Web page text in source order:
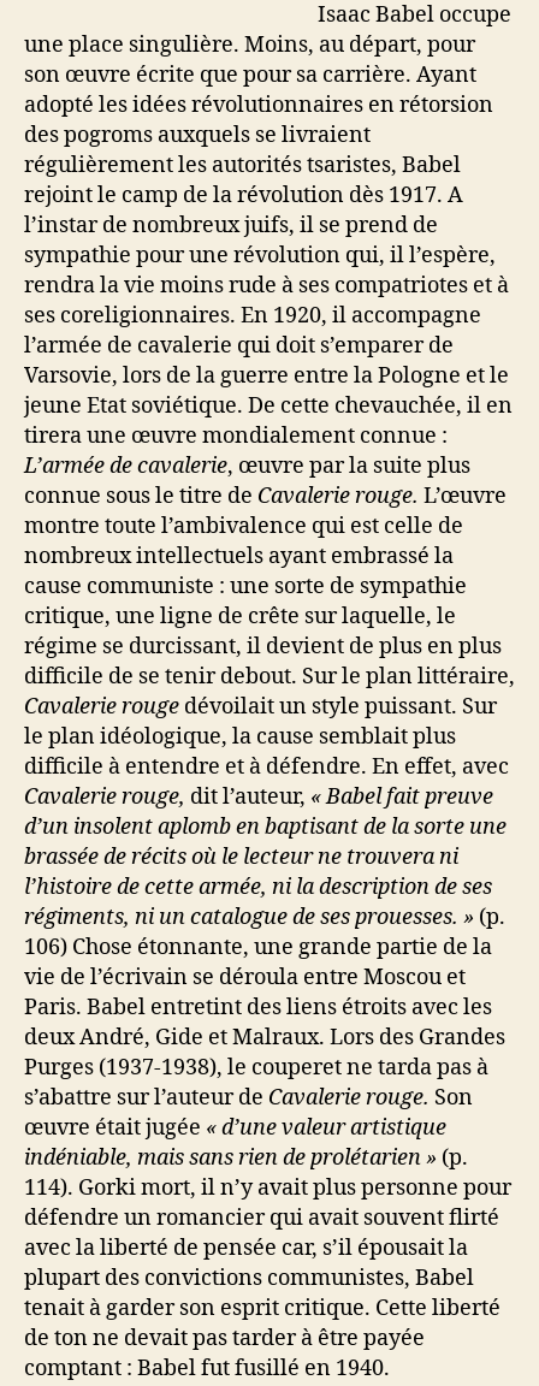
Isaac Babel occupe
une place singulière. Moins, au départ, pour
son œuvre écrite que pour sa carrière. Ayant
adopté les idées révolutionnaires en rétorsion
des pogroms auxquels se livraient
régulièrement les autorités tsaristes, Babel
rejoint le camp de la révolution dès 1917. A
l’instar de nombreux juifs, il se prend de
sympathie pour une révolution qui, il l’espère,
rendra la vie moins rude à ses compatriotes et à
ses coreligionnaires. En 1920, il accompagne
l’armée de cavalerie qui doit s’emparer de
Varsovie, lors de la guerre entre la Pologne et le
jeune Etat soviétique. De cette chevauchée, il en
tirera une œuvre mondialement connue :
L’armée de cavalerie, œuvre par la suite plus
connue sous le titre de Cavalerie rouge. L’œuvre
montre toute l’ambivalence qui est celle de
nombreux intellectuels ayant embrassé la
cause communiste : une sorte de sympathie
critique, une ligne de crête sur laquelle, le
régime se durcissant, il devient de plus en plus
difficile de se tenir debout. Sur le plan littéraire,
Cavalerie rouge dévoilait un style puissant. Sur
le plan idéologique, la cause semblait plus
difficile à entendre et à défendre. En effet, avec
Cavalerie rouge, dit l’auteur, « Babel fait preuve
d’un insolent aplomb en baptisant de la sorte une
brassée de récits où le lecteur ne trouvera ni
l’histoire de cette armée, ni la description de ses
régiments, ni un catalogue de ses prouesses. » (p.
106) Chose étonnante, une grande partie de la
vie de l’écrivain se déroula entre Moscou et
Paris. Babel entretint des liens étroits avec les
deux André, Gide et Malraux. Lors des Grandes
Purges (1937-1938), le couperet ne tarda pas à
s’abattre sur l’auteur de Cavalerie rouge. Son
œuvre était jugée « d’une valeur artistique
indéniable, mais sans rien de prolétarien » (p.
114). Gorki mort, il n’y avait plus personne pour
défendre un romancier qui avait souvent flirté
avec la liberté de pensée car, s’il épousait la
plupart des convictions communistes, Babel
tenait à garder son esprit critique. Cette liberté
de ton ne devait pas tarder à être payée
comptant : Babel fut fusillé en 1940.